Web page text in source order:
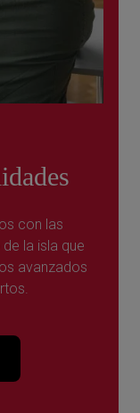
con las
la isla que
avanzados